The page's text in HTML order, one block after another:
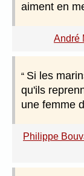
aiment en
André
Si les
qu'ils
une femme
Philippe